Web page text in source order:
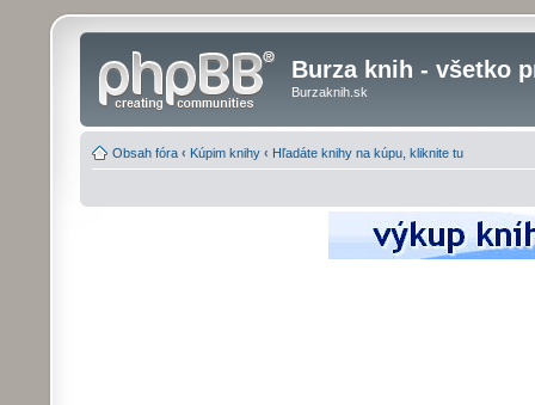
Burza knih - všetko
Burzaknih.sk
Obsah fóra ‹ Kúpim knihy ‹ Hľadáte knihy na kúpu, kliknite tu